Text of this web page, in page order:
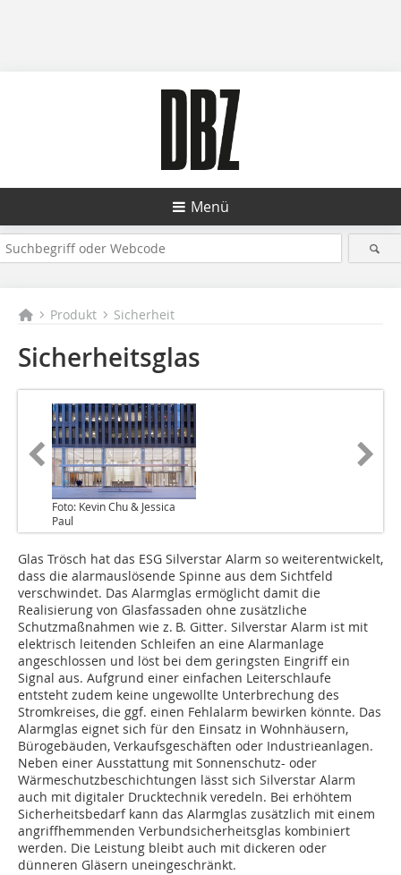
Menü
Produkt Sicherheit
Sicherheitsglas
Foto: Kevin Chu & Jessica
Paul
Glas Trösch hat das ESG Silverstar Alarm so weiterentwickelt,
dass die alarmauslösende Spinne aus dem Sichtfeld
verschwindet. Das Alarmglas ermöglicht damit die
Realisierung von Glasfassaden ohne zusätzliche
Schutzmaßnahmen wie z. B. Gitter. Silverstar Alarm ist mit
elektrisch leitenden Schleifen an eine Alarmanlage
angeschlossen und löst bei dem geringsten Eingriff ein
Signal aus. Aufgrund einer einfachen Leiterschlaufe
entsteht zudem keine ungewollte Unterbrechung des
Stromkreises, die ggf. einen Fehlalarm bewirken könnte. Das
Alarmglas eignet sich für den Einsatz in Wohnhäusern,
Bürogebäuden, Verkaufsgeschäften oder Industrieanlagen.
Neben einer Ausstattung mit Sonnenschutz- oder
Wärmeschutzbeschichtungen lässt sich Silverstar Alarm
auch mit digitaler Drucktechnik veredeln. Bei erhöhtem
Sicherheitsbedarf kann das Alarmglas zusätzlich mit einem
angriffhemmenden Verbundsicherheitsglas kombiniert
werden. Die Leistung bleibt auch mit dickeren oder
dünneren Gläsern uneingeschränkt.